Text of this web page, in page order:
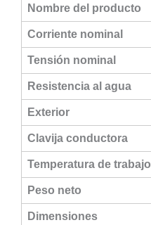
Nombre del producto
Corriente nominal
Tensión nominal
Resistencia al agua
Exterior
Clavija conductora
Temperatura de trabajo
Peso neto
Dimensiones